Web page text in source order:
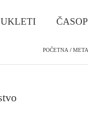
POČETNA /